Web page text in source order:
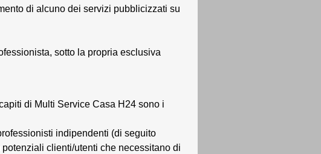
di alcuno dei servizi pubblicizzati su
sotto la propria esclusiva
di Multi Service Casa H24 sono i
indipendenti (di seguito
clienti/utenti che necessitano di